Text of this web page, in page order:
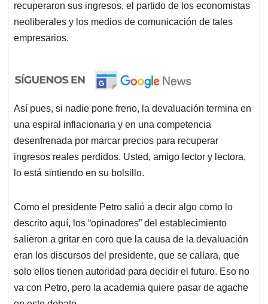
recuperaron sus ingresos, el partido de los economistas
neoliberales y los medios de comunicación de tales
empresarios.
Así pues, si nadie pone freno, la devaluación termina en
una espiral inflacionaria y en una competencia
desenfrenada por marcar precios para recuperar
ingresos reales perdidos. Usted, amigo lector y lectora,
lo está sintiendo en su bolsillo.
Como el presidente Petro salió a decir algo como lo
descrito aquí, los “opinadores” del establecimiento
salieron a gritar en coro que la causa de la devaluación
eran los discursos del presidente, que se callara, que
solo ellos tienen autoridad para decidir el futuro. Eso no
va con Petro, pero la academia quiere pasar de agache